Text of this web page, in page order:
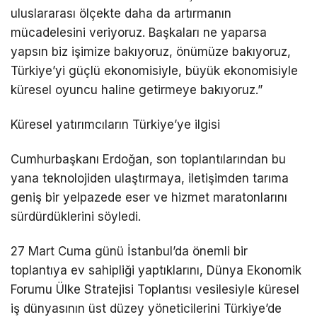
uluslararası ölçekte daha da artırmanın
mücadelesini veriyoruz. Başkaları ne yaparsa
yapsın biz işimize bakıyoruz, önümüze bakıyoruz,
Türkiye’yi güçlü ekonomisiyle, büyük ekonomisiyle
küresel oyuncu haline getirmeye bakıyoruz.”
Küresel yatırımcıların Türkiye’ye ilgisi
Cumhurbaşkanı Erdoğan, son toplantılarından bu
yana teknolojiden ulaştırmaya, iletişimden tarıma
geniş bir yelpazede eser ve hizmet maratonlarını
sürdürdüklerini söyledi.
27 Mart Cuma günü İstanbul’da önemli bir
toplantıya ev sahipliği yaptıklarını, Dünya Ekonomik
Forumu Ülke Stratejisi Toplantısı vesilesiyle küresel
iş dünyasının üst düzey yöneticilerini Türkiye’de